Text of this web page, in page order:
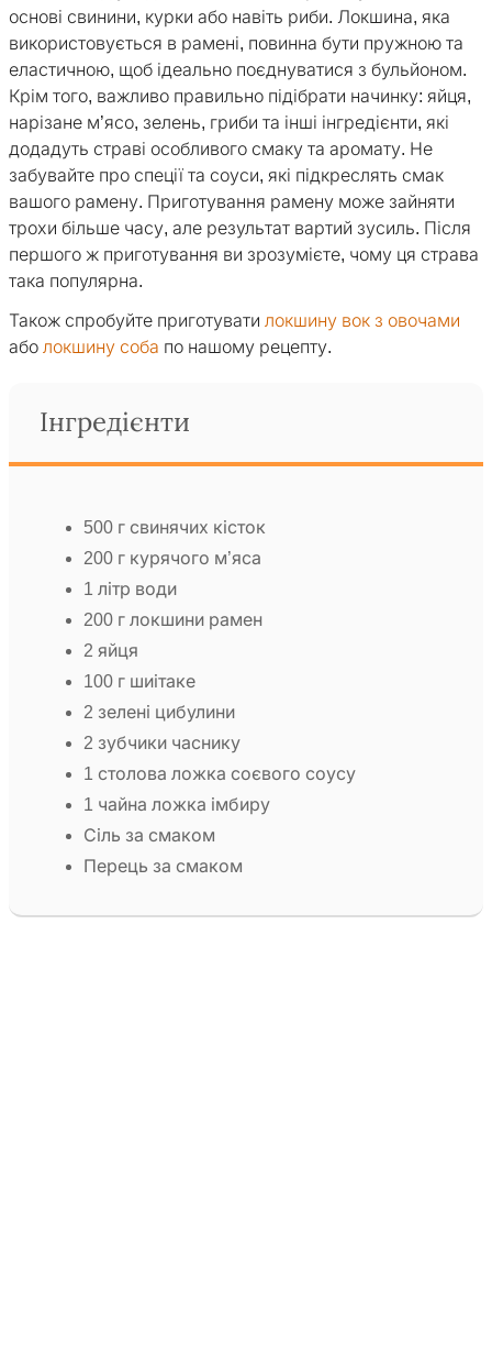
основі свинини, курки або навіть риби. Локшина, яка
використовується в рамені, повинна бути пружною та
еластичною, щоб ідеально поєднуватися з бульйоном.
Крім того, важливо правильно підібрати начинку: яйця,
нарізане м’ясо, зелень, гриби та інші інгредієнти, які
додадуть страві особливого смаку та аромату. Не
забувайте про спеції та соуси, які підкреслять смак
вашого рамену. Приготування рамену може зайняти
трохи більше часу, але результат вартий зусиль. Після
першого ж приготування ви зрозумієте, чому ця страва
така популярна.
Також спробуйте приготувати локшину вок з овочами
або локшину соба по нашому рецепту.
Інгредієнти
500 г свинячих кісток
200 г курячого м’яса
1 літр води
200 г локшини рамен
2 яйця
100 г шиітаке
2 зелені цибулини
2 зубчики часнику
1 столова ложка соєвого соусу
1 чайна ложка імбиру
Сіль за смаком
Перець за смаком